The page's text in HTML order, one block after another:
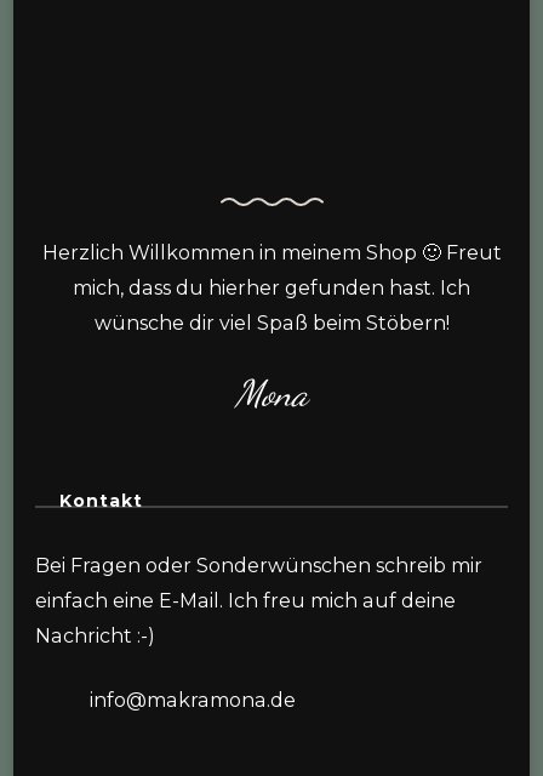
Herzlich Willkommen in meinem Shop 🙂 Freut
mich, dass du hierher gefunden hast. Ich
wünsche dir viel Spaß beim Stöbern!
Mona
Kontakt
Bei Fragen oder Sonderwünschen schreib mir
einfach eine E-Mail. Ich freu mich auf deine
Nachricht :-)
info@makramona.de